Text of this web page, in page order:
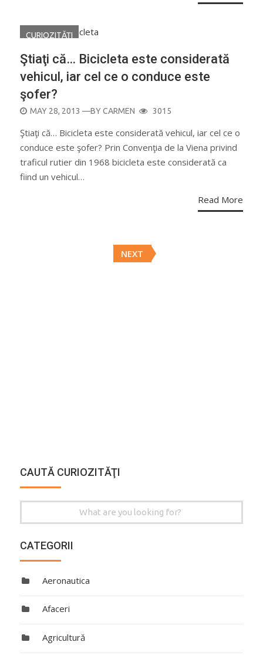
CURIOZITĂŢI
Ştiaţi că… Bicicleta este considerată
vehicul, iar cel ce o conduce este
şofer?
POSTED
MAY 28, 2013 —BYCARMEN 3015
Ştiaţi că… Bicicleta este considerată vehicul, iar cel ce o
conduce este şofer? Prin Convenţia de la Viena privind
traficul rutier din 1968 bicicleta este considerată ca
fiind un vehicul…
Read More
navigation
NEXT
CAUTĂ CURIOZITĂŢI
for:
CATEGORII
Aeronautica
Afaceri
Agricultură